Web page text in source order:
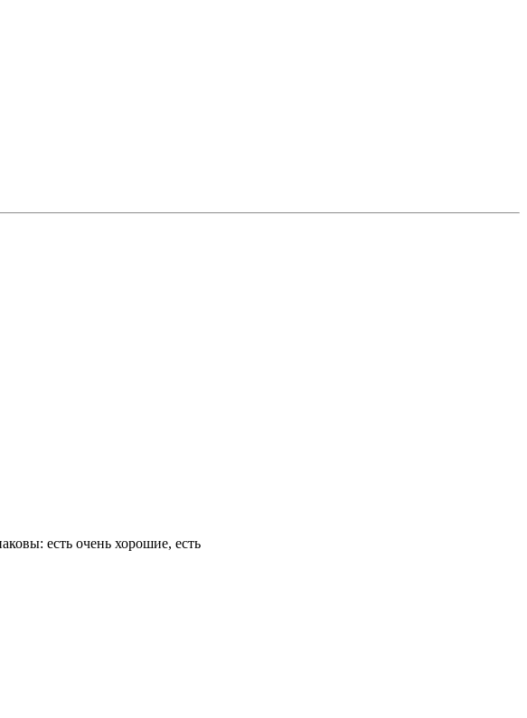
есть очень хорошие, есть